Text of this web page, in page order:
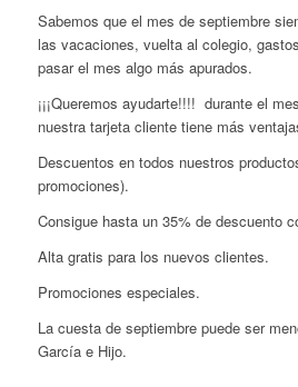
Sabemos que el mes de septiembre
las vacaciones, vuelta al colegio,
pasar el mes algo más apurados.
¡¡¡Queremos ayudarte!!!! durante el
nuestra tarjeta cliente tiene más
Descuentos en todos nuestros
promociones).
Consigue hasta un 35% de descuento
Alta gratis para los nuevos clientes.
Promociones especiales.
La cuesta de septiembre puede ser
García e Hijo.